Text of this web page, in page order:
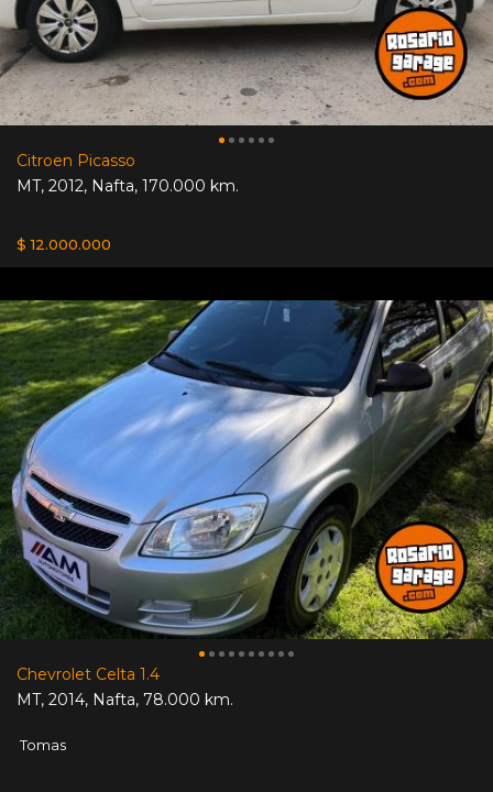
Citroen Picasso
MT, 2012, Nafta, 170.000 km.
$ 12.000.000
Chevrolet Celta 1.4
MT, 2014, Nafta, 78.000 km.
Tomas